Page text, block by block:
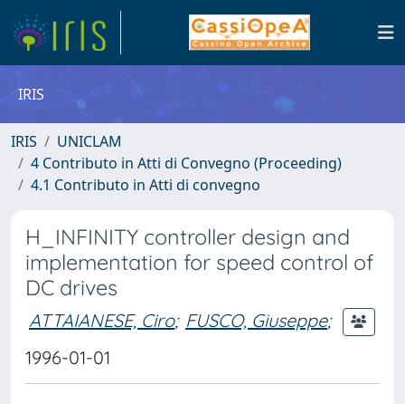
IRIS
IRIS
UNICLAM
4 Contributo in Atti di Convegno (Proceeding)
4.1 Contributo in Atti di convegno
H_INFINITY controller design and
implementation for speed control of
DC drives
ATTAIANESE, Ciro; FUSCO, Giuseppe;
1996-01-01